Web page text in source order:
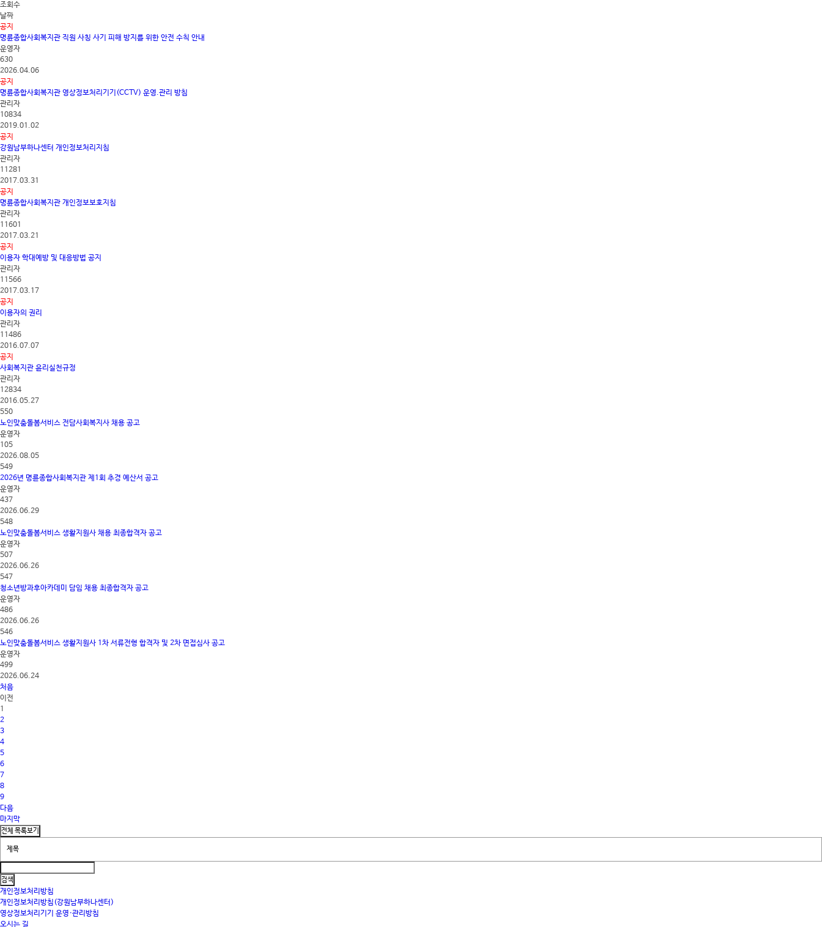
조회수
날짜
공지
명륜종합사회복지관 직원 사칭 사기 피해 방지를 위한 안전 수칙 안내
운영자
630
2026.04.06
공지
명륜종합사회복지관 영상정보처리기기(CCTV) 운영.관리 방침
관리자
10834
2019.01.02
공지
강원남부하나센터 개인정보처리지침
관리자
11281
2017.03.31
공지
명륜종합사회복지관 개인정보보호지침
관리자
11601
2017.03.21
공지
이용자 학대예방 및 대응방법 공지
관리자
11566
2017.03.17
공지
이용자의 권리
관리자
11486
2016.07.07
공지
사회복지관 윤리실천규정
관리자
12834
2016.05.27
550
노인맞춤돌봄서비스 전담사회복지사 채용 공고
운영자
105
2026.08.05
549
2026년 명륜종합사회복지관 제1회 추경 예산서 공고
운영자
437
2026.06.29
548
노인맞춤돌봄서비스 생활지원사 채용 최종합격자 공고
운영자
507
2026.06.26
547
청소년방과후아카데미 담임 채용 최종합격자 공고
운영자
486
2026.06.26
546
노인맞춤돌봄서비스 생활지원사 1차 서류전형 합격자 및 2차 면접심사 공고
운영자
499
2026.06.24
처음
이전
1
2
3
4
5
6
7
8
9
다음
마지막
개인정보처리방침
개인정보처리방침(강원남부하나센터)
영상정보처리기기 운영·관리방침
오시는 길